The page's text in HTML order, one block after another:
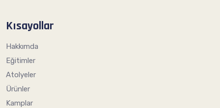
Kısayollar
Hakkımda
Eğitimler
Atolyeler
Ürünler
Kamplar